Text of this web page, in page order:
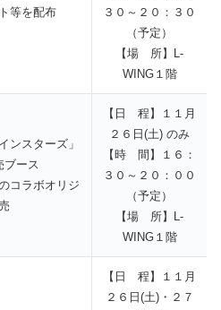
等を配布
３０～２０：３０
（予定）
【場 所】L-
WING１階
ンスターズ」
ブース
コラボオリジ
【日 程】１１月
２６日(土) のみ
【時 間】１６：
３０～２０：００
（予定）
【場 所】L-
WING１階
【日 程】１１月
２６日(土)・２７